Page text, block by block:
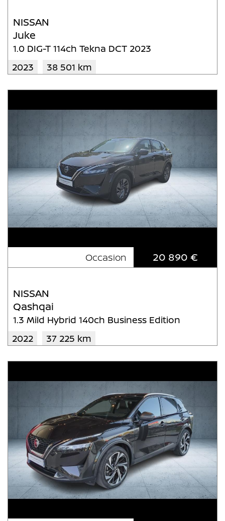
NISSAN
Juke
1.0 DIG-T 114ch Tekna DCT 2023
2023
38 501 km
Occasion 20 890 €
NISSAN
Qashqai
1.3 Mild Hybrid 140ch Business Edition
2022
37 225 km